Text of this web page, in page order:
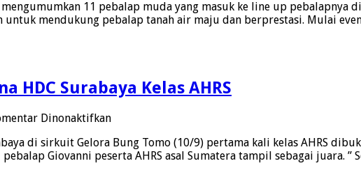
Jadwalnya
Pebalap
Tanah
Dihelat
AHM
Di
11 pebalap muda yang masuk ke line up
untuk mendukung pebalap tanah air maju dan berprestasi. Mulai
HDC Surabaya Kelas AHRS
Dinonaktifkanpada
Juara
Perdana
di sirkuit Gelora Bung Tomo (10/9) pertama kali kelas AHRS
pebalap Giovanni peserta AHRS asal Sumatera tampil sebagai juara.